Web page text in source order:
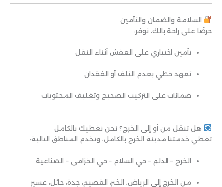
السلامة والضمان والتأمين
حرصًا على راحة بالك، نوفر:
تأمين اختياري على العفش أثناء النقل
تعهد خطي بعدم التلف أو الفقدان
ضمانات على التركيب الصحيح وتغليف المحتويات
هل تنقل من أو إلى الخرج؟ نحن نغطيك بالكامل
تغطي خدمتنا مدينة الخرج بالكامل، وتخدم المناطق التالية:
الخرج – الدلم – حي السلام – حي الخزامى – الصناعية
من الخرج إلى الرياض، الخبر، القصيم، جدة، حائل، عسير